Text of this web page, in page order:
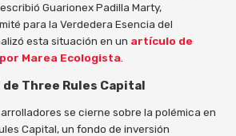
Guarionex Padilla Marty,
para la Verdedera Esencia del
esta situación en un artículo de
Marea Ecologista.
Three Rules Capital
se cierne sobre la polémica en
Capital, un fondo de inversión